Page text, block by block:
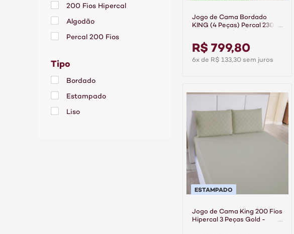
Verde
200 Fios Hipercal
Algodão
Percal 200 Fios
Poliéster
Tipo
Bordado
Estampado
Liso
Jogo de Cama Bordado
KING (4 Peças) Percal 230
Supreme Bege
R$ 799,80
6x de R$ 133,30 sem juros
ESTAMPADO
Jogo de Cama King 200 Fios
Hipercal 3 Peças Gold -